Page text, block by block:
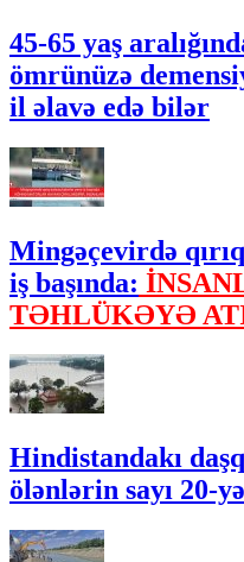
45-65 yaş
ömrünüzə
il əlavə edə bilər
Mingəçevirdə
iş başında:
TƏHLÜKƏYƏ
Hindistandakı
ölənlərin sayı 20-